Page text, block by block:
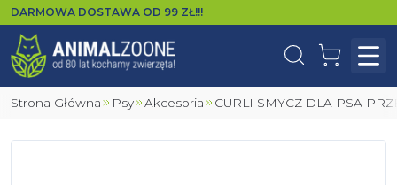
DARMOWA DOSTAWA OD 99 ZŁ!!!
WyszukajKoszyk
Strona Główna Psy Akcesoria CURLI SMYCZ DLA PSA